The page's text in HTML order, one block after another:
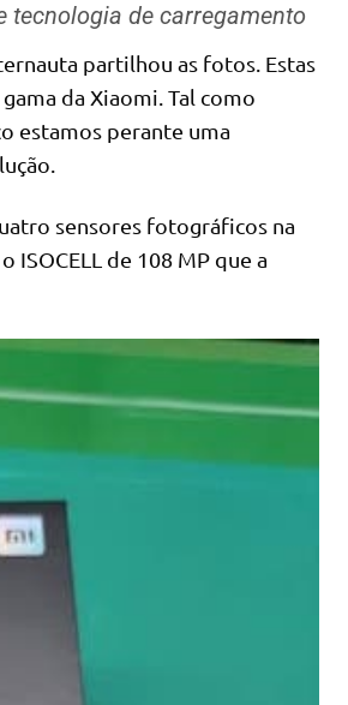
tecnologia de carregamento
partilhou as fotos. Estas
da Xiaomi. Tal como
estamos perante uma
sensores fotográficos na
de 108 MP que a